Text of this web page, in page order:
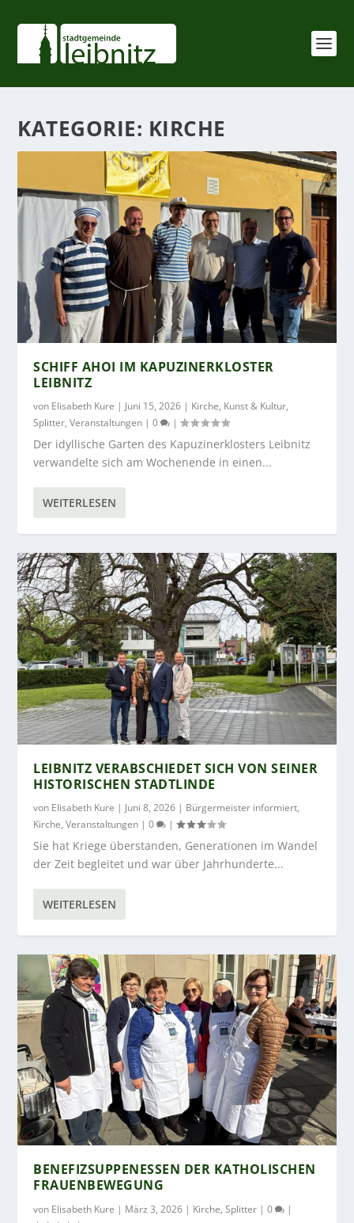
KATEGORIE: KIRCHE
SCHIFF AHOI IM KAPUZINERKLOSTER
LEIBNITZ
von Elisabeth Kure | Juni 15, 2026 | Kirche, Kunst & Kultur,
Splitter,Veranstaltungen |0 |
Der idyllische Garten des Kapuzinerklosters Leibnitz
verwandelte sich am Wochenende in einen...
WEITERLESEN
LEIBNITZ VERABSCHIEDET SICH VON SEINER
HISTORISCHEN STADTLINDE
von Elisabeth Kure | Juni 8, 2026 | Bürgermeister informiert,
Kirche,Veranstaltungen |0 |
Sie hat Kriege überstanden, Generationen im Wandel
der Zeit begleitet und war über Jahrhunderte...
WEITERLESEN
BENEFIZSUPPENESSEN DER KATHOLISCHEN
FRAUENBEWEGUNG
von Elisabeth Kure | März 3, 2026 | Kirche,Splitter |0 |